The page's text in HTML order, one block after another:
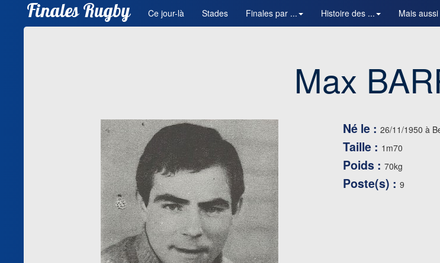
Finales Rugby Ce jour-là Stades Finales par ... Histoire des ... Mais aussi
Max
Né le : 26/11/1950 à
Taille : 1m70
Poids : 70kg
Poste(s) : 9